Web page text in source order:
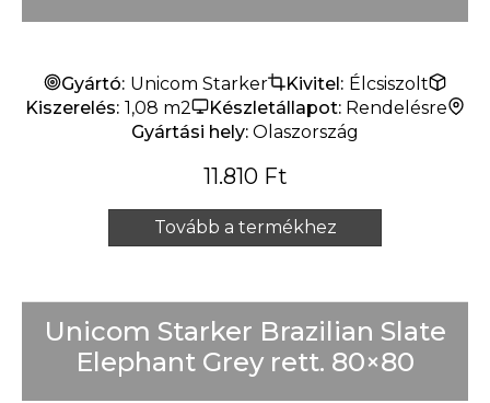
Gyártó: Unicom Starker Kivitel: Élcsiszolt
Kiszerelés: 1,08 m2 Készletállapot: Rendelésre
Gyártási hely: Olaszország
11.810 Ft
Tovább a termékhez
Unicom Starker Brazilian Slate
Elephant Grey rett. 80×80